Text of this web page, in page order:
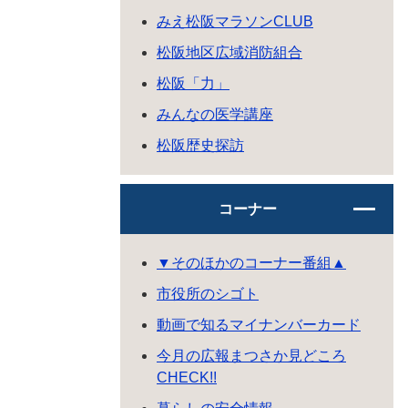
みえ松阪マラソンCLUB
松阪地区広域消防組合
松阪「力」
みんなの医学講座
松阪歴史探訪
コーナー
▼そのほかのコーナー番組▲
市役所のシゴト
動画で知るマイナンバーカード
今月の広報まつさか見どころ
CHECK!!